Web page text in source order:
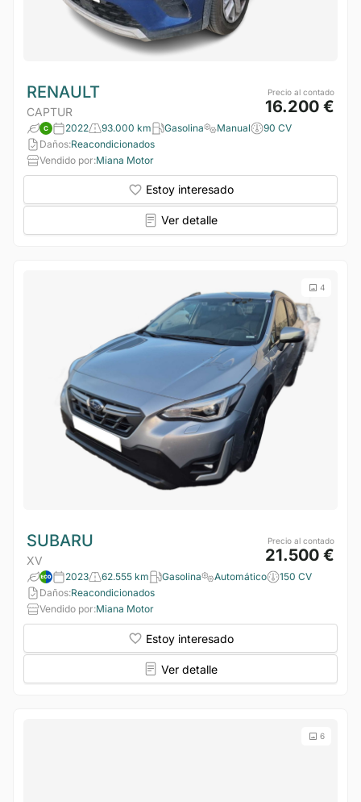
RENAULT
CAPTUR
Precio al contado
16.200 €
2022 93.000 km Gasolina Manual
90 CV
Daños:Reacondicionados
Vendido por:Miana Motor
Estoy interesado
Ver detalle
4
SUBARU
XV
Precio al contado
21.500 €
2023 62.555 km Gasolina Automático
150 CV
Daños:Reacondicionados
Vendido por:Miana Motor
Estoy interesado
Ver detalle
6